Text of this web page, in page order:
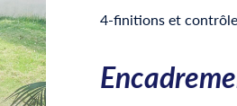
4-finitions et contrôle